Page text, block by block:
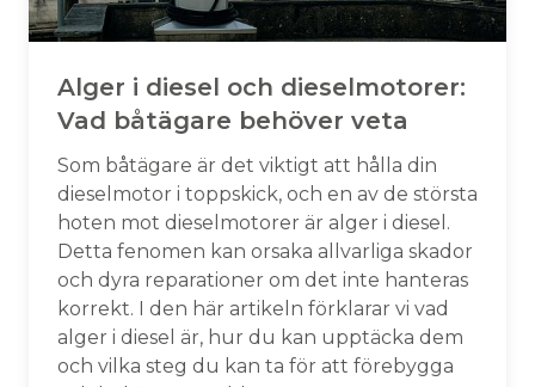
Alger i diesel och dieselmotorer:
Vad båtägare behöver veta
Som båtägare är det viktigt att hålla din
dieselmotor i toppskick, och en av de största
hoten mot dieselmotorer är alger i diesel.
Detta fenomen kan orsaka allvarliga skador
och dyra reparationer om det inte hanteras
korrekt. I den här artikeln förklarar vi vad
alger i diesel är, hur du kan upptäcka dem
och vilka steg du kan ta för att förebygga